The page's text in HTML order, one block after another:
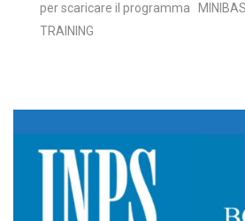
per scaricare il programma
TRAINING